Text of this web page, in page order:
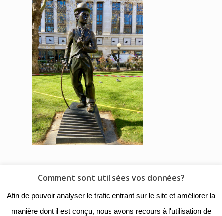
© 2018 - Collège Henri de
Navarre |Mentions légales|
Comment sont utilisées vos données?
Afin de pouvoir analyser le trafic entrant sur le site et améliorer la
manière dont il est conçu, nous avons recours à l'utilisation de